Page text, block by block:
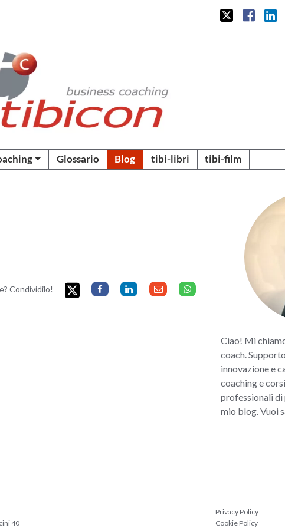
Glossario Blog tibi-libri tibi-film
Condividilo!
Ciao! Mi
coach.
innovazione e
coaching e
professionali di
mio blog. Vuoi
40
Privacy Policy
Cookie Policy